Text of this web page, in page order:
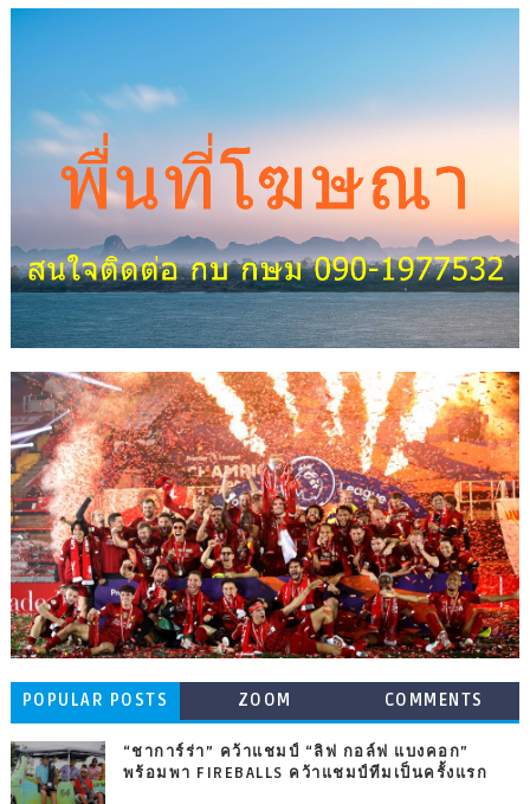
POPULAR POSTS ZOOM COMMENTS
“ชาการ์ร่า” คว้าแชมป์ “ลิฟ กอล์ฟ แบงคอก”
พร้อมพา FIREBALLS คว้าแชมป์ทีมเป็นครั้งแรก